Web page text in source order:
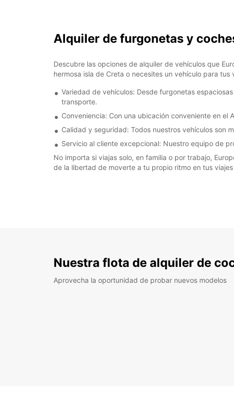
Alquiler de furgonetas y
Descubre las opciones de alquiler de vehículos que
hermosa isla de Creta o necesites un vehículo para
Variedad de vehículos: Desde furgonetas
transporte.
Conveniencia: Con una ubicación conveniente en
Calidad y seguridad: Todos nuestros vehículos son
Servicio al cliente excepcional: Nuestro equipo de
No importa si viajas solo, en familia o por trabajo,
de la libertad de moverte a tu propio ritmo en tus
Nuestra flota de alquiler de
Aprovecha la oportunidad de probar nuevos modelos